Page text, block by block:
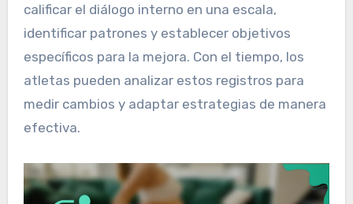
calificar el diálogo interno en una escala,
identificar patrones y establecer objetivos
específicos para la mejora. Con el tiempo, los
atletas pueden analizar estos registros para
medir cambios y adaptar estrategias de manera
efectiva.